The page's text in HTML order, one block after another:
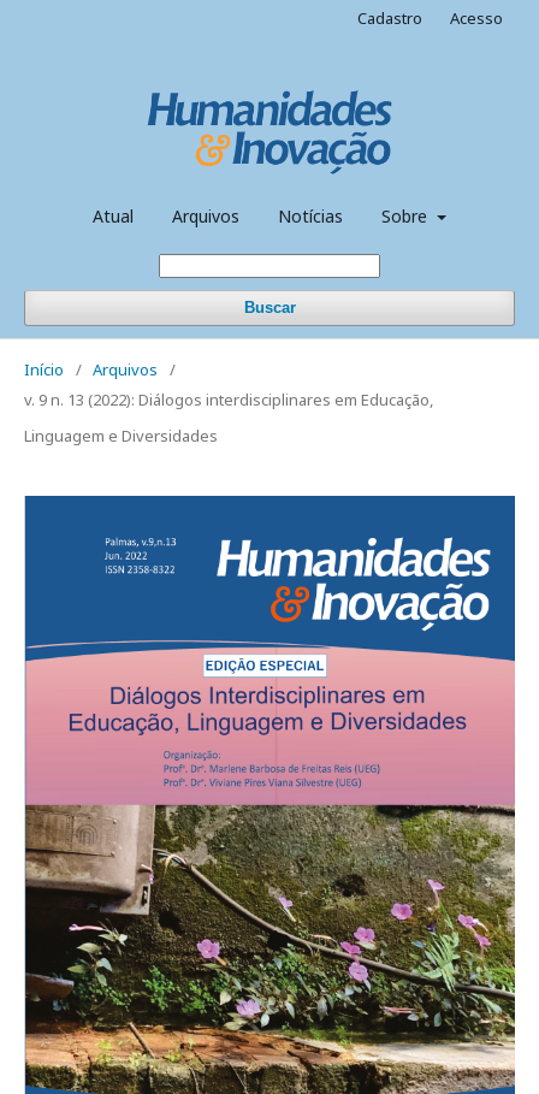
Atual Arquivos Notícias Sobre
Buscar
Cadastro Acesso
Início / Arquivos
/
v. 9 n. 13 (2022): Diálogos interdisciplinares em Educação,
Linguagem e Diversidades